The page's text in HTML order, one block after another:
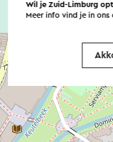
Wil je Zuid-Limburg
Meer info vind je in ons